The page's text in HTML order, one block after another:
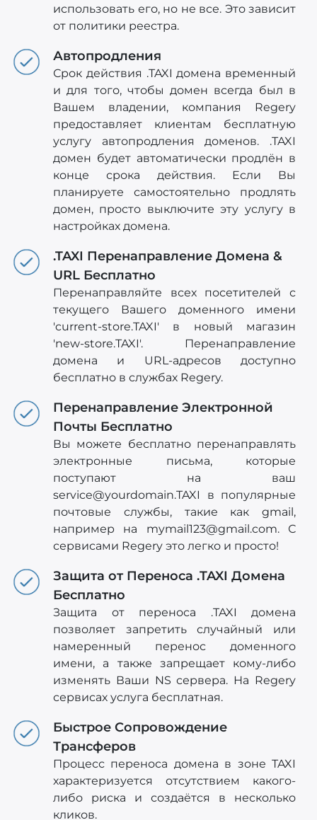
использовать его, но не все. Это зависит
от политики реестра.
Автопродления
Срок действия .TAXI домена временный
и для того, чтобы домен всегда был в
Вашем владении, компания Regery
предоставляет клиентам бесплатную
услугу автопродления доменов. .TAXI
домен будет автоматически продлён в
конце срока действия. Если Вы
планируете самостоятельно продлять
домен, просто выключите эту услугу в
настройках домена.
.TAXI Перенаправление Домена &
URL Бесплатно
Перенаправляйте всех посетителей с
текущего Вашего доменного имени
'current-store.TAXI' в новый магазин
'new-store.TAXI'. Перенаправление
домена и URL-адресов доступно
бесплатно в службах Regery.
Перенаправление Электронной
Почты Бесплатно
Вы можете бесплатно перенаправлять
электронные письма, которые
поступают на ваш
service@yourdomain.TAXI
в популярные
почтовые службы, такие как gmail,
например на mymail123@gmail.com. С
сервисами Regery это легко и просто!
Защита от Переноса .TAXI Домена
Бесплатно
Защита от переноса .TAXI домена
позволяет запретить случайный или
намеренный перенос доменного
имени, а также запрещает кому-либо
изменять Ваши NS сервера. На Regery
сервисах услуга бесплатная.
Быстрое Сопровождение
Трансферов
Процесс переноса домена в зоне TAXI
характеризуется отсутствием какого-
либо риска и создаётся в несколько
кликов.